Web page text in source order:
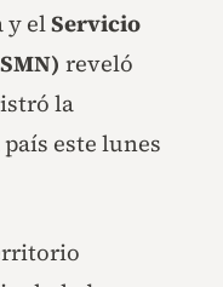
y elServicio
reveló
la
este lunes